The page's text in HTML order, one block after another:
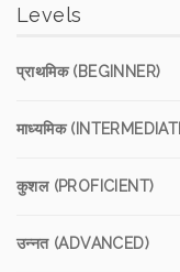
Levels
प्राथमिक (BEGINNER)
माध्यमिक
कुशल (PROFICIENT)
उन्नत (ADVANCED)